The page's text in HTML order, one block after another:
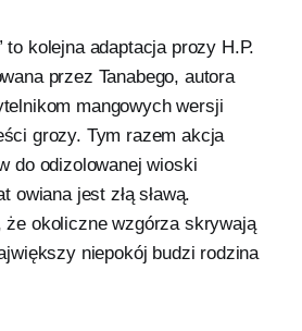
to kolejna adaptacja prozy H.P.
przez Tanabego, autora
mangowych wersji
grozy. Tym razem akcja
do odizolowanej wioski
owiana jest złą sławą.
że okoliczne wzgórza skrywają
niepokój budzi rodzina